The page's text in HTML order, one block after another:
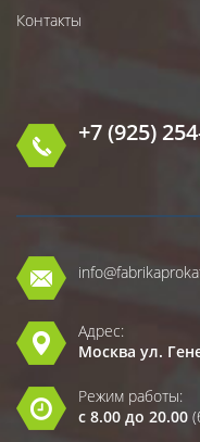
Контакты
+7 (925)
Адрес:
Москва ул.
Режим работы:
с 8.00 до 20.00